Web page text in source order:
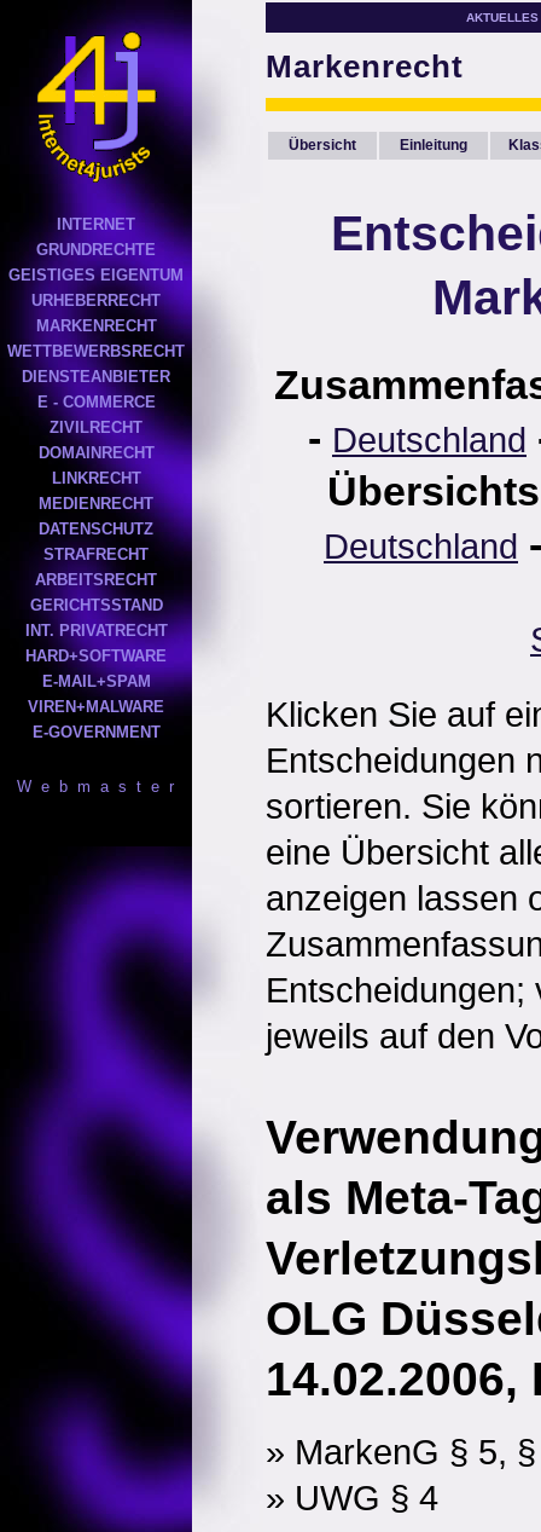
INTERNET
GRUNDRECHTE
GEISTIGES EIGENTUM
URHEBERRECHT
MARKENRECHT
WETTBEWERBSRECHT
DIENSTEANBIETER
E - COMMERCE
ZIVILRECHT
DOMAINRECHT
LINKRECHT
MEDIENRECHT
DATENSCHUTZ
STRAFRECHT
ARBEITSRECHT
GERICHTSSTAND
INT. PRIVATRECHT
HARD+SOFTWARE
E-MAIL+SPAM
VIREN+MALWARE
E-GOVERNMENT
W e b m a s t e r
AKTUELLES
Markenrecht
Übersicht Einleitung
- Deutschland
Deutschland
Klicken Sie auf
Entscheidungen
sortieren. Sie
eine Übersicht
anzeigen lassen
Entscheidungen;
jeweils auf den
als Meta-
OLG
14.02.2006,
» MarkenG § 5,
» UWG § 4